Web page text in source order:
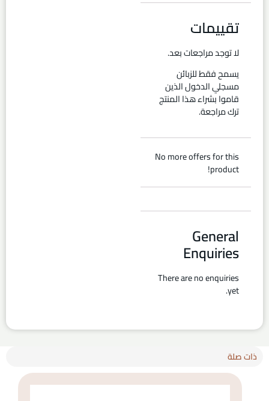
تقييمات
لا توجد مراجعات بعد.
يسمح فقط للزبائن
مسجلي الدخول الذين
قاموا بشراء هذا المنتج
ترك مراجعة.
No more offers for this
product!
General
Enquiries
There are no enquiries
yet.
ذات صلة